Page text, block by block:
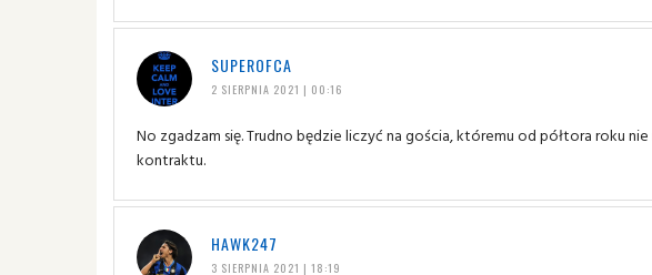
SUPEROFCA
2 SIERPNIA 2021 | 00:16
No zgadzam się. Trudno będzie liczyć na gościa, któremu od półtora roku
kontraktu.
HAWK247
3 SIERPNIA 2021 | 18:19